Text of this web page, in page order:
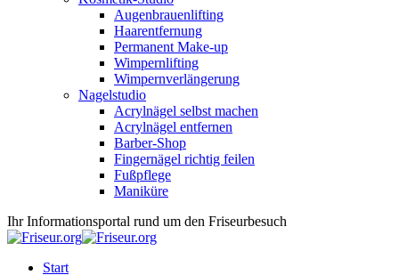
Augenbrauenlifting
Haarentfernung
Permanent Make-up
Wimpernlifting
Wimpernverlängerung
Nagelstudio
Acrylnägel selbst machen
Acrylnägel entfernen
Barber-Shop
Fingernägel richtig feilen
Fußpflege
Maniküre
Ihr Informationsportal rund um den Friseurbesuch
Start